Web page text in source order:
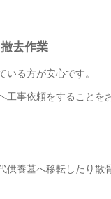
去作業
る方が安心です。
事依頼をすることを
養墓へ移転したり